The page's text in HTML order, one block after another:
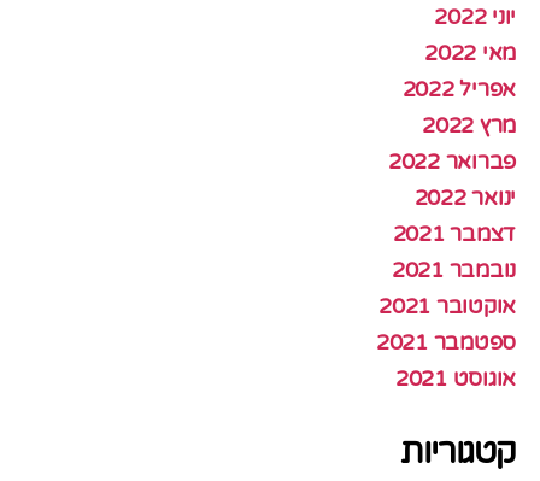
יוני 2022
מאי 2022
אפריל 2022
מרץ 2022
פברואר 2022
ינואר 2022
דצמבר 2021
נובמבר 2021
אוקטובר 2021
ספטמבר 2021
אוגוסט 2021
קטגוריות